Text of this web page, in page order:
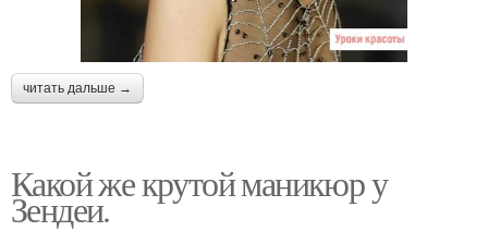
читать дальше →
Какой же крутой маникюр у
Зендеи.